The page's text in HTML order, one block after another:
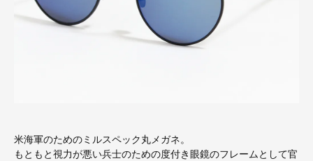
米海軍のためのミルスペック丸メガネ。
もともと視力が悪い兵士のための度付き眼鏡のフレームとして官